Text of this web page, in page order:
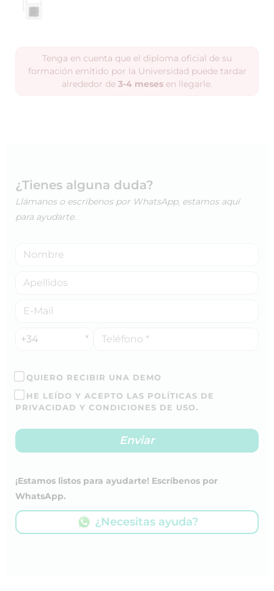
Tenga en cuenta que el diploma oficial de su
formación emitido por la Universidad puede tardar
alrededor de 3-4 meses en llegarle.
¿Tienes alguna duda?
Llámanos o escríbenos por WhatsApp, estamos aquí
para ayudarte.
+34
QUIERO RECIBIR UNA DEMO
HE LEÍDO Y ACEPTO LAS POLÍTICAS DE
PRIVACIDAD Y CONDICIONES DE USO.
¡Estamos listos para ayudarte! Escríbenos por
WhatsApp.
¿Necesitas ayuda?